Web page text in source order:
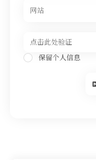
保留个人信息